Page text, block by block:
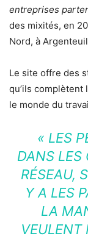
entreprises
des mixités, en
Nord, à
Le site offre des
qu’ils complètent
le monde du
« LES
DANS LES
RÉSEAU,
Y A LES
LA
VEULENT